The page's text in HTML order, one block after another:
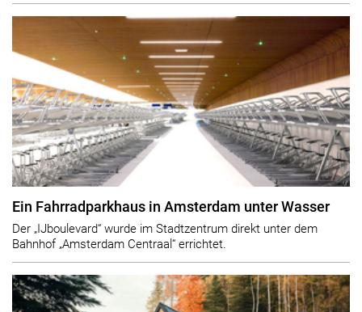
Ein Fahrradparkhaus in Amsterdam unter Wasser
Der „IJboulevard“ wurde im Stadtzentrum direkt unter dem
Bahnhof „Amsterdam Centraal“ errichtet.